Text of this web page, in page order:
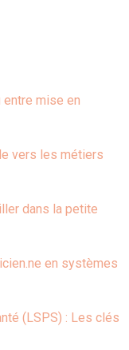
entre mise en
vers les métiers
dans la petite
en systèmes
(LSPS) : Les clés